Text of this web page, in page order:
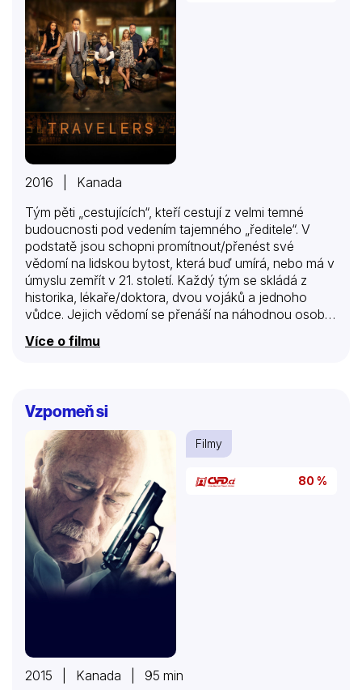
2016 | Kanada
Tým pěti „cestujících“, kteří cestují z velmi temné
budoucnosti pod vedením tajemného „ředitele“. V
podstatě jsou schopni promítnout/přenést své
vědomí na lidskou bytost, která buď umírá, nebo má v
úmyslu zemřít v 21. století. Každý tým se skládá z
historika, lékaře/doktora, dvou vojáků a jednoho
vůdce. Jejich vědomí se přenáší na náhodnou osobu
stejného pohlaví, jako je osoba z budoucnosti. Žijí v
těle svého hostitele, zatímco pracují na svém poslání.
Více o filmu
Vzpomeň si
Filmy
80 %
2015 | Kanada | 95 min